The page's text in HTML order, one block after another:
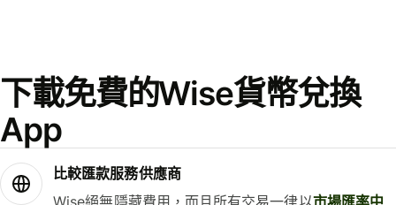
下載免費的Wise貨幣兌換
App
比較匯款服務供應商